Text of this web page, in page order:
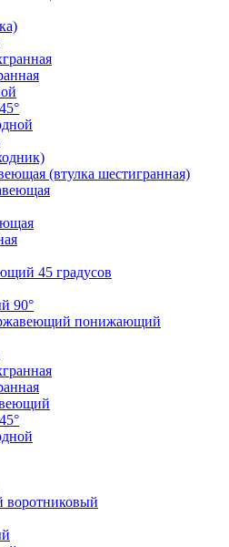
(втулка шестигранная)
45 градусов
90°
понижающий